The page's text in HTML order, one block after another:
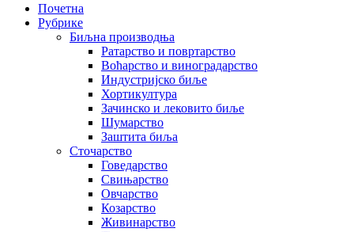
Почетна
Рубрике
Биљна производња
Ратарство и повртарство
Воћарство и виноградарство
Индустријско биље
Хортикултура
Зачинско и лековито биље
Шумарство
Заштита биља
Сточарство
Говедарство
Свињарство
Овчарство
Козарство
Живинарство